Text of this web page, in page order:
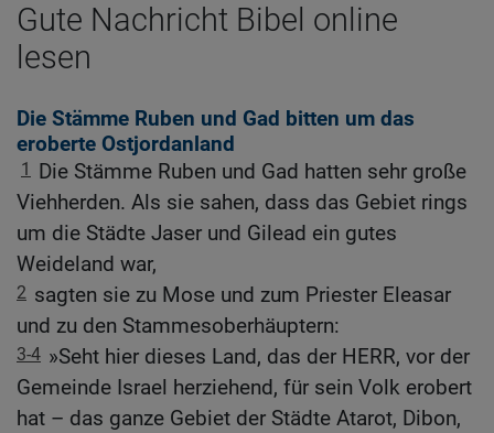
Gute Nachricht Bibel online
lesen
Die Stämme Ruben und Gad bitten um das
eroberte Ostjordanland
1
Die Stämme Ruben und Gad hatten sehr große
Viehherden. Als sie sahen, dass das Gebiet rings
um die Städte Jaser und Gilead ein gutes
Weideland war,
2 sagten sie zu Mose und zum Priester Eleasar
und zu den Stammesoberhäuptern:
3-4 »Seht hier dieses Land, das der HERR, vor der
Gemeinde Israel herziehend, für sein Volk erobert
hat – das ganze Gebiet der Städte Atarot, Dibon,